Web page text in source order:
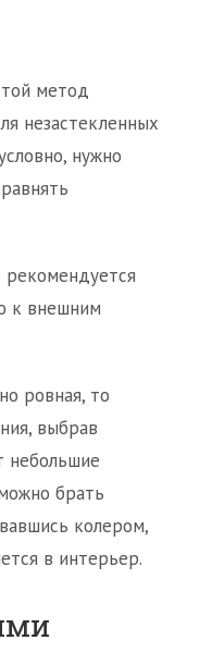
метод
незастекленных
нужно
рекомендуется
к внешним
ровная, то
выбрав
небольшие
брать
колером,
в интерьер.